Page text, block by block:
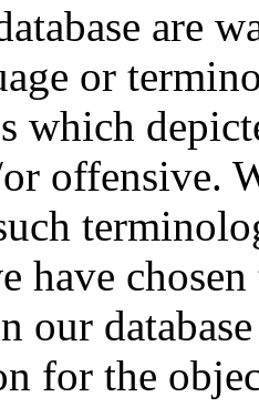
are
or
which
offensive.
have
our
for the